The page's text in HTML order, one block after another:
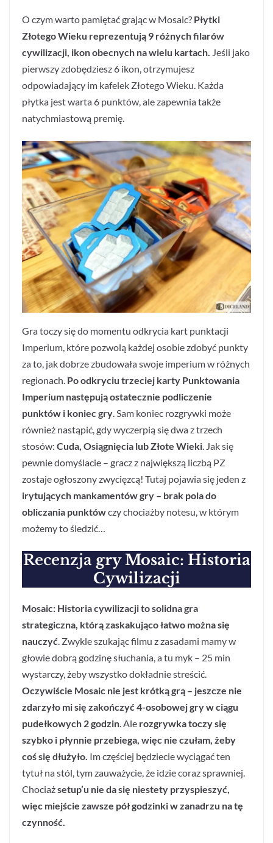
O czym warto pamiętać grając w Mosaic? Płytki
Złotego Wieku reprezentują 9 różnych filarów
cywilizacji, ikon obecnych na wielu kartach. Jeśli jako
pierwszy zdobędziesz 6 ikon, otrzymujesz
odpowiadający im kafelek Złotego Wieku. Każda
płytka jest warta 6 punktów, ale zapewnia także
natychmiastową premię.
Gra toczy się do momentu odkrycia kart punktacji
Imperium, które pozwolą każdej osobie zdobyć punkty
za to, jak dobrze zbudowała swoje imperium w różnych
regionach. Po odkryciu trzeciej karty Punktowania
Imperium następują ostatecznie podliczenie
punktów i koniec gry. Sam koniec rozgrywki może
również nastąpić, gdy wyczerpią się dwa z trzech
stosów: Cuda, Osiągnięcia lub Złote Wieki. Jak się
pewnie domyślacie – gracz z największą liczbą PZ
zostaje ogłoszony zwycięzcą! Tutaj pojawia się jeden z
irytujących mankamentów gry – brak pola do
obliczania punktówczy chociażby notesu, w którym
możemy to śledzić…
Recenzjagry Mosaic: Historia
Cywilizacji
Mosaic: Historia cywilizacji to solidna gra
strategiczna, którą zaskakująco łatwo można się
nauczyć. Zwykle szukając filmu z zasadami mamy w
głowie dobrą godzinę słuchania, a tu myk – 25 min
wystarczy, żeby wszystko dokładnie streścić.
Oczywiście Mosaic nie jest krótką grą – jeszcze nie
zdarzyło mi się zakończyć 4-osobowej gry w ciągu
pudełkowych 2 godzin. Ale rozgrywka toczy się
szybko i płynnie przebiega, więc nie czułam, żeby
coś się dłużyło. Im częściej będziecie wyciągać ten
tytuł na stól, tym zauważycie, że idzie coraz sprawniej.
Chociażsetup’u nie da się niestety przyspieszyć,
więc miejście zawsze pół godzinki w zanadrzu na tę
czynność.